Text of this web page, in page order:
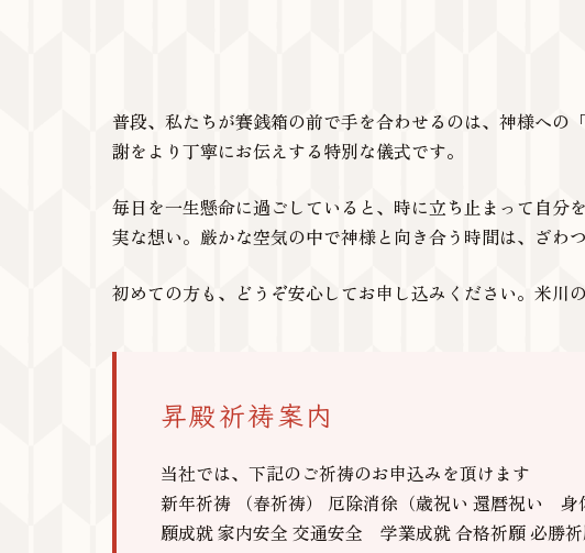
普段、私たちが賽銭箱の前で手を合わせるのは、神様へ
謝をより丁寧にお伝えする特別な儀式です。
毎日を一生懸命に過ごしていると、時に立ち止まって自分
実な想い。厳かな空気の中で神様と向き合う時間は、ざわ
初めての方も、どうぞ安心してお申し込みください。米川
昇殿祈祷案内
当社では、下記のご祈祷のお申込みを頂けます
新年祈祷 （春祈祷） 厄除消徐（歳祝い 還暦祝い 身
願成就 家内安全 交通安全 学業成就 合格祈願 必勝